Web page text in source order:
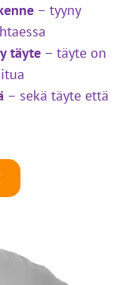
– tyyny
täyte – täyte on
– sekä täyte että